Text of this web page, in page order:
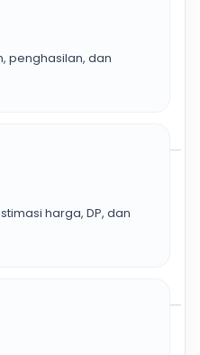
penghasilan, dan
harga, DP, dan